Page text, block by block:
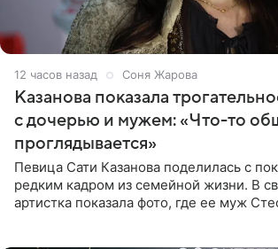
12 часов назад Соня Жарова
Казанова показала
с дочерью и мужем: «Что-то
проглядывается»
Певица Сати Казанова поделилась с
редким кадром из семейной жизни. В
артистка показала фото, где ее муж